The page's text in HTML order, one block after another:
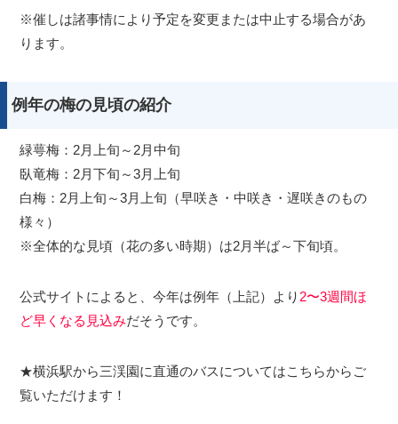
※催しは諸事情により予定を変更または中止する場合があ
ります。
例年の梅の見頃の紹介
緑萼梅：2月上旬～2月中旬
臥竜梅：2月下旬～3月上旬
白梅：2月上旬～3月上旬（早咲き・中咲き・遅咲きのもの
様々）
※全体的な見頃（花の多い時期）は2月半ば～下旬頃。
公式サイトによると、今年は例年（上記）より 2〜3週間ほ
ど早くなる見込みだそうです。
★横浜駅から三渓園に直通のバスについてはこちらからご
覧いただけます！